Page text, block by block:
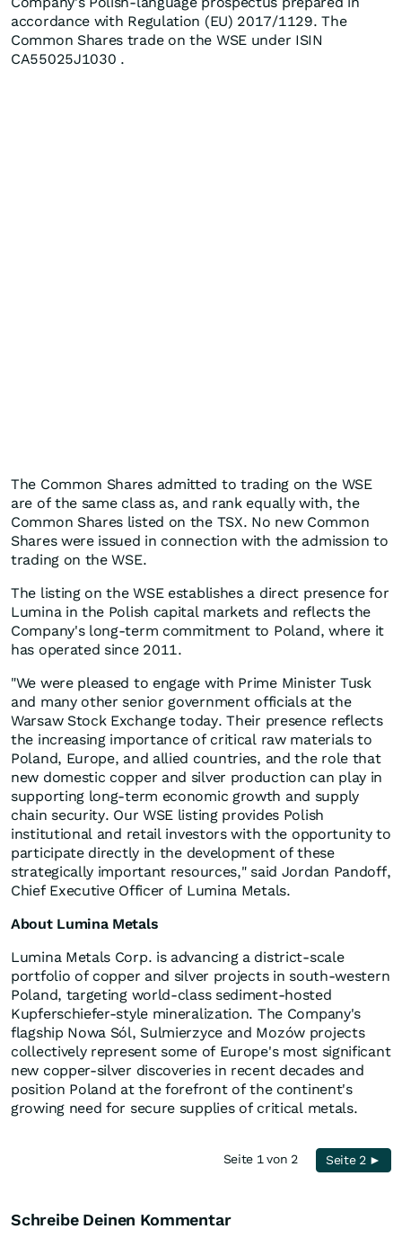
accordance with Regulation (EU) 2017/1129. The
Common Shares trade on the WSE under ISIN
CA55025J1030 .
The Common Shares admitted to trading on the WSE
are of the same class as, and rank equally with, the
Common Shares listed on the TSX. No new Common
Shares were issued in connection with the admission to
trading on the WSE.
The listing on the WSE establishes a direct presence for
Lumina in the Polish capital markets and reflects the
Company's long-term commitment to Poland, where it
has operated since 2011.
"We were pleased to engage with Prime Minister Tusk
and many other senior government officials at the
Warsaw Stock Exchange today. Their presence reflects
the increasing importance of critical raw materials to
Poland, Europe, and allied countries, and the role that
new domestic copper and silver production can play in
supporting long-term economic growth and supply
chain security. Our WSE listing provides Polish
institutional and retail investors with the opportunity to
participate directly in the development of these
strategically important resources," said Jordan Pandoff,
Chief Executive Officer of Lumina Metals.
About Lumina Metals
Lumina Metals Corp. is advancing a district-scale
portfolio of copper and silver projects in south-western
Poland, targeting world-class sediment-hosted
Kupferschiefer-style mineralization. The Company's
flagship Nowa Sól, Sulmierzyce and Mozów projects
collectively represent some of Europe's most significant
new copper-silver discoveries in recent decades and
position Poland at the forefront of the continent's
growing need for secure supplies of critical metals.
Seite 1 von 2 Seite 2 ►
Schreibe Deinen Kommentar